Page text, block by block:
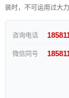
装时，不可运用过大
咨询电话
微信同号